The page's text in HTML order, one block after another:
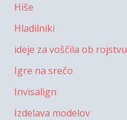
Hiše
Hladilniki
ideje za voščila ob rojstvu
Igre na srečo
Invisalign
Izdelava modelov